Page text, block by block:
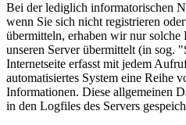
Bei der lediglich informatorischen
wenn Sie sich nicht registrieren
übermitteln, erhaben wir nur
unseren Server übermittelt (in sog.
Internetseite erfasst mit jedem
automatisiertes System eine Reihe
Informationen. Diese allgemeinen
in den Logfiles des Servers